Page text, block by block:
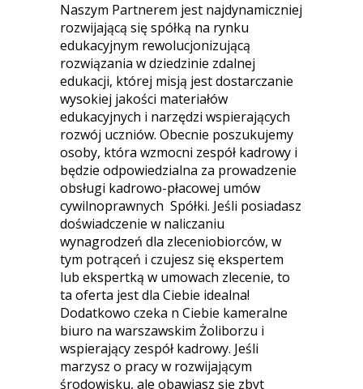
Naszym Partnerem jest najdynamiczniej
rozwijającą się spółką na rynku
edukacyjnym rewolucjonizującą
rozwiązania w dziedzinie zdalnej
edukacji, której misją jest dostarczanie
wysokiej jakości materiałów
edukacyjnych i narzędzi wspierających
rozwój uczniów. Obecnie poszukujemy
osoby, która wzmocni zespół kadrowy i
będzie odpowiedzialna za prowadzenie
obsługi kadrowo-płacowej umów
cywilnoprawnych Spółki. Jeśli posiadasz
doświadczenie w naliczaniu
wynagrodzeń dla zleceniobiorców, w
tym potrąceń i czujesz się ekspertem
lub ekspertką w umowach zlecenie, to
ta oferta jest dla Ciebie idealna!
Dodatkowo czeka n Ciebie kameralne
biuro na warszawskim Żoliborzu i
wspierający zespół kadrowy. Jeśli
marzysz o pracy w rozwijającym
środowisku, ale obawiasz się zbyt